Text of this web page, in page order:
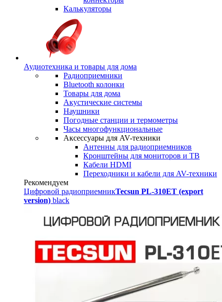
Калькуляторы
Аудиотехника и товары для дома
Радиоприемники
Bluetooth колонки
Товары для дома
Акустические системы
Наушники
Погодные станции и термометры
Часы многофункциональные
Аксессуары для AV-техники
Антенны для радиоприемников
Кронштейны для мониторов и ТВ
Кабели HDMI
Переходники и кабели для AV-техники
Рекомендуем
Цифровой радиоприемникTecsun PL-310ET (export
version) black